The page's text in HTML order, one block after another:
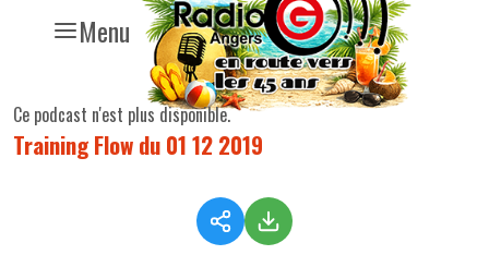
Menu
Ce podcast n'est plus disponible.
Training Flow du 01 12 2019